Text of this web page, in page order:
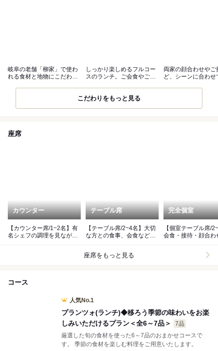
岐阜の老舗「柳家」で使わ
れる食材と地物にこだわっ
しっかり楽しめるフルコー
スのランチ。ご会食やご接
両家の顔合わせやご
ど、シーンに合わせ
こだわりをもっと見る
座席
カウンター
【カウンター席/1~2名】有
名シェフの調理を見ながら
テーブル席
【テーブル席/2~4名】大切
な方との食事、会食などに
完全個室
【個室テーブル席/
会食・接待・顔合わ
座席をもっと見る
コース
人気No.1
プランツォ(ランチ)◆移ろう季節の味わいをお楽
しみいただけるプラン＜全6～7品＞
7品
厳選した旬の食材を使った6～7品のおまかせコースで
す。 季節の食材を楽しむ料理をご用意いたします。